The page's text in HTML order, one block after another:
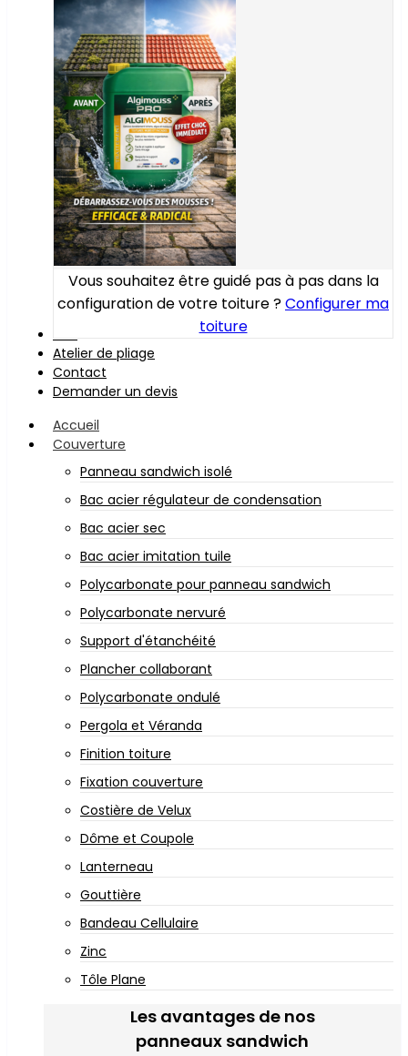
Vous souhaitez être guidé pas à pas dans la
configuration de votre toiture ?Configurer ma
toiture
Atelier de pliage
Contact
Demander un devis
Accueil
Couverture
Panneau sandwich isolé
Bac acier régulateur de condensation
Bac acier sec
Bac acier imitation tuile
Polycarbonate pour panneau sandwich
Polycarbonate nervuré
Support d'étanchéité
Plancher collaborant
Polycarbonate ondulé
Pergola et Véranda
Finition toiture
Fixation couverture
Costière de Velux
Dôme et Coupole
Lanterneau
Gouttière
Bandeau Cellulaire
Zinc
Tôle Plane
Les avantages de nos
panneaux sandwich